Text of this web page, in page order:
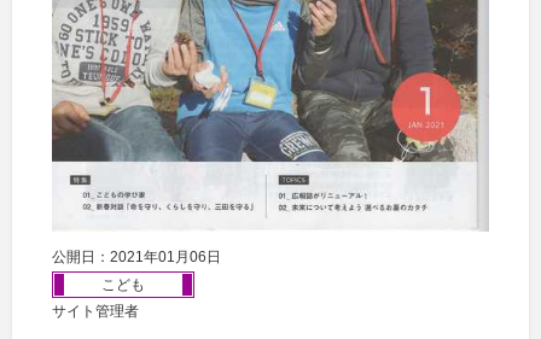
公開日：2021年01月06日
こども
サイト管理者